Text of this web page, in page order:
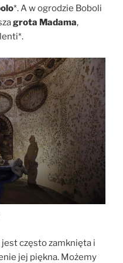
*. A w ogrodzie Boboli
grota Madama,
jest często zamknięta i
jej piękna. Możemy